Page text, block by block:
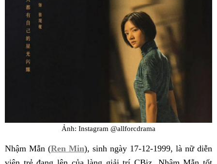
Ảnh: Instagram @allforcdrama
Nhậm Mẫn (Ren Min), sinh ngày 17-12-1999, là nữ diễn